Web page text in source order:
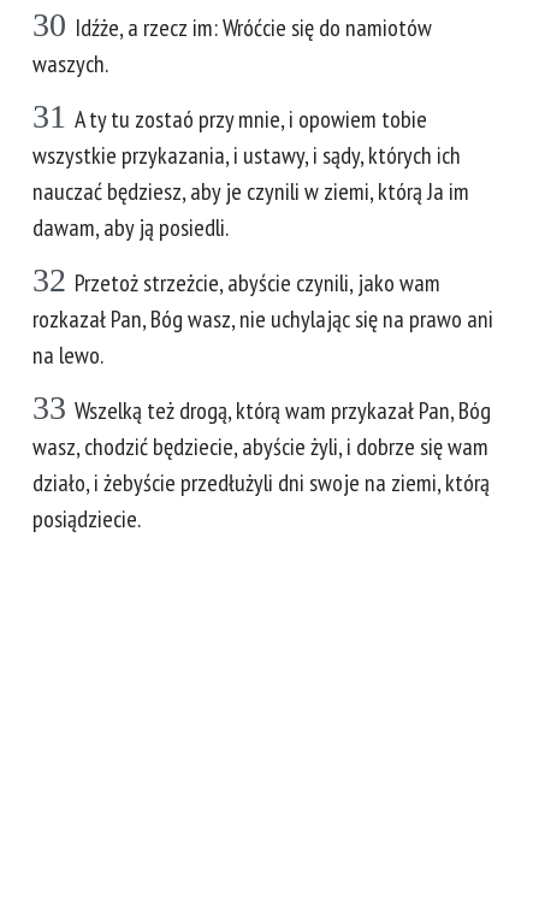
30 Idźże, a rzecz im: Wróćcie się do namiotów
waszych.
31 A ty tu zostaó przy mnie, i opowiem tobie
wszystkie przykazania, i ustawy, i sądy, których ich
nauczać będziesz, aby je czynili w ziemi, którą Ja im
dawam, aby ją posiedli.
32 Przetoż strzeżcie, abyście czynili, jako wam
rozkazał Pan, Bóg wasz, nie uchylając się na prawo ani
na lewo.
33 Wszelką też drogą, którą wam przykazał Pan, Bóg
wasz, chodzić będziecie, abyście żyli, i dobrze się wam
działo, i żebyście przedłużyli dni swoje na ziemi, którą
posiądziecie.